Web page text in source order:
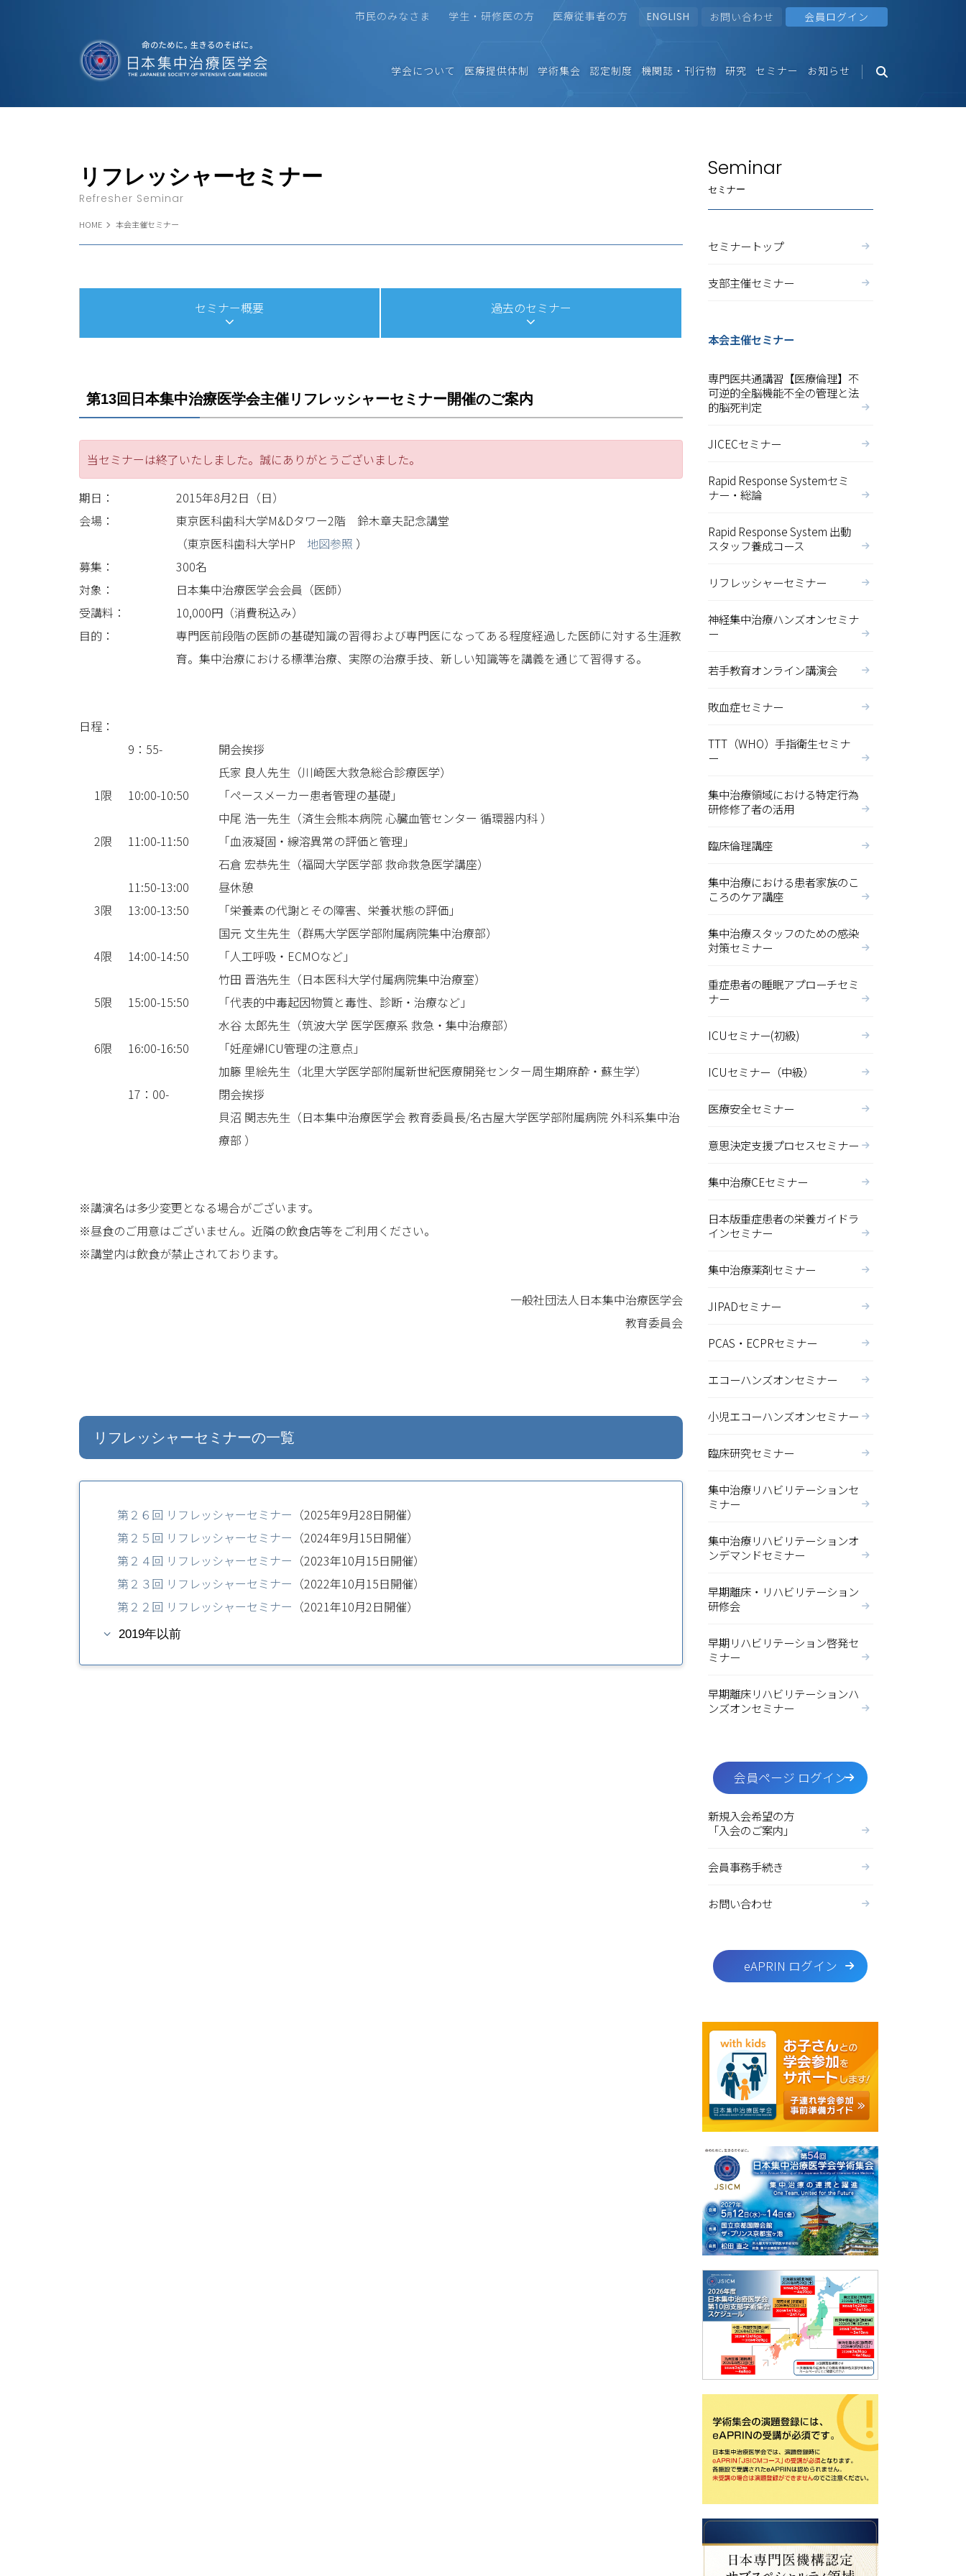
市民のみなさま 学生・研修医の方 医療従事者の方 ENGLISH お問い合わせ 会員ログイン
学会について 医療提供体制 学術集会 認定制度 機関誌・刊行物 研究 セミナー お知らせ
HOME 本会主催セミナー
リフレッシャーセミナー
Refresher Seminar
セミナー概要 過去のセミナー
第13回日本集中治療医学会主催リフレッシャーセミナー開催のご案内
当セミナーは終了いたしました。誠にありがとうございました。
期日：
2015年8月2日（日）
会場：
東京医科歯科大学M&Dタワー2階 鈴木章夫記念講堂
（東京医科歯科大学HP 地図参照 ）
募集：
300名
対象：
日本集中治療医学会会員（医師）
受講料：
10,000円（消費税込み）
目的：
専門医前段階の医師の基礎知識の習得および専門医になってある程度経過した医師に対する生涯教
育。集中治療における標準治療、実際の治療手技、新しい知識等を講義を通じて習得する。
日程：
9：55-
開会挨拶
氏家 良人先生（川崎医大救急総合診療医学）
1限
10:00-10:50
「ペースメーカー患者管理の基礎」
中尾 浩一先生（済生会熊本病院 心臓血管センター 循環器内科 ）
2限
11:00-11:50
「血液凝固・線溶異常の評価と管理」
石倉 宏恭先生（福岡大学医学部 救命救急医学講座）
11:50-13:00
昼休憩
3限
13:00-13:50
「栄養素の代謝とその障害、栄養状態の評価」
国元 文生先生（群馬大学医学部附属病院集中治療部）
4限
14:00-14:50
「人工呼吸・ECMOなど」
竹田 晋浩先生（日本医科大学付属病院集中治療室）
5限
15:00-15:50
「代表的中毒起因物質と毒性、診断・治療など」
水谷 太郎先生（筑波大学 医学医療系 救急・集中治療部）
6限
16:00-16:50
「妊産婦ICU管理の注意点」
加籐 里絵先生（北里大学医学部附属新世紀医療開発センター周生期麻酔・蘇生学）
17：00-
閉会挨拶
貝沼 関志先生（日本集中治療医学会 教育委員長/名古屋大学医学部附属病院 外科系集中治
療部 ）
※講演名は多少変更となる場合がございます。
※昼食のご用意はございません。近隣の飲食店等をご利用ください。
※講堂内は飲食が禁止されております。
一般社団法人日本集中治療医学会
教育委員会
リフレッシャーセミナーの一覧
第２６回 リフレッシャーセミナー （2025年9月28日開催）
第２５回 リフレッシャーセミナー （2024年9月15日開催）
第２４回 リフレッシャーセミナー （2023年10月15日開催）
第２３回 リフレッシャーセミナー （2022年10月15日開催）
第２２回 リフレッシャーセミナー （2021年10月2日開催）
2019年以前
Seminar
セミナー
セミナートップ
支部主催セミナー
本会主催セミナー
専門医共通講習【医療倫理】不
可逆的全脳機能不全の管理と法
的脳死判定
JICECセミナー
Rapid Response Systemセミ
ナー・総論
Rapid Response System 出動
スタッフ養成コース
リフレッシャーセミナー
神経集中治療ハンズオンセミナ
ー
若手教育オンライン講演会
敗血症セミナー
TTT（WHO）手指衛生セミナ
ー
集中治療領域における特定行為
研修修了者の活用
臨床倫理講座
集中治療における患者家族のこ
ころのケア講座
集中治療スタッフのための感染
対策セミナー
重症患者の睡眠アプローチセミ
ナー
ICUセミナー(初級)
ICUセミナー（中級）
医療安全セミナー
意思決定支援プロセスセミナー
集中治療CEセミナー
日本版重症患者の栄養ガイドラ
インセミナー
集中治療薬剤セミナー
JIPADセミナー
PCAS・ECPRセミナー
エコーハンズオンセミナー
小児エコーハンズオンセミナー
臨床研究セミナー
集中治療リハビリテーションセ
ミナー
集中治療リハビリテーションオ
ンデマンドセミナー
早期離床・リハビリテーション
研修会
早期リハビリテーション啓発セ
ミナー
早期離床リハビリテーションハ
ンズオンセミナー
会員ページ ログイン
新規入会希望の方
「入会のご案内」
会員事務手続き
お問い合わせ
eAPRIN ログイン